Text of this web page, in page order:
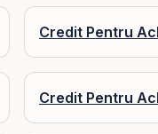
Credit Pentru
Credit Pentru